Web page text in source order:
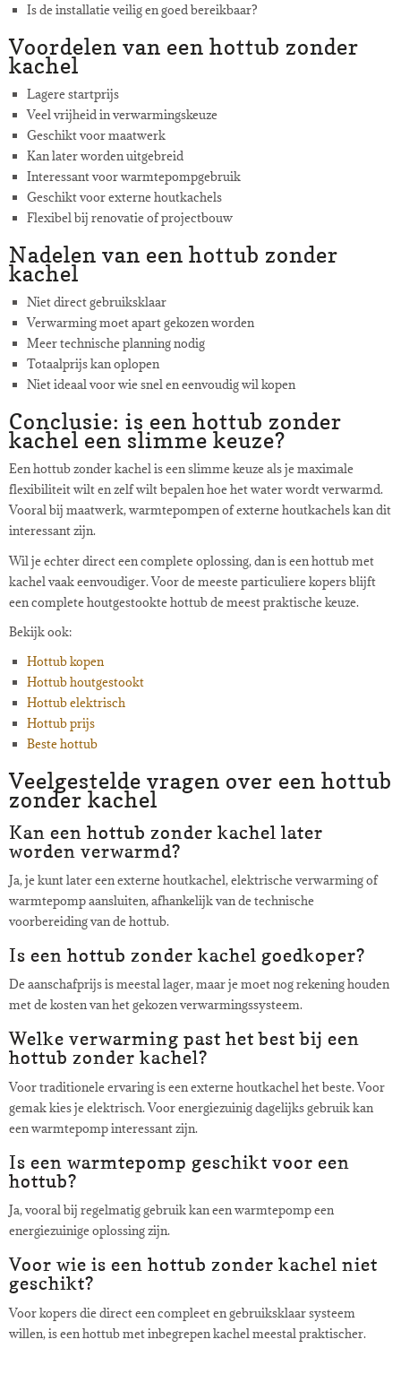
Is de installatie veilig en goed bereikbaar?
Voordelen van een hottub zonder
kachel
Lagere startprijs
Veel vrijheid in verwarmingskeuze
Geschikt voor maatwerk
Kan later worden uitgebreid
Interessant voor warmtepompgebruik
Geschikt voor externe houtkachels
Flexibel bij renovatie of projectbouw
Nadelen van een hottub zonder
kachel
Niet direct gebruiksklaar
Verwarming moet apart gekozen worden
Meer technische planning nodig
Totaalprijs kan oplopen
Niet ideaal voor wie snel en eenvoudig wil kopen
Conclusie: is een hottub zonder
kachel een slimme keuze?
Een hottub zonder kachel is een slimme keuze als je maximale
flexibiliteit wilt en zelf wilt bepalen hoe het water wordt verwarmd.
Vooral bij maatwerk, warmtepompen of externe houtkachels kan dit
interessant zijn.
Wil je echter direct een complete oplossing, dan is een hottub met
kachel vaak eenvoudiger. Voor de meeste particuliere kopers blijft
een complete houtgestookte hottub de meest praktische keuze.
Bekijk ook:
Hottub kopen
Hottub houtgestookt
Hottub elektrisch
Hottub prijs
Beste hottub
Veelgestelde vragen over een hottub
zonder kachel
Kan een hottub zonder kachel later
worden verwarmd?
Ja, je kunt later een externe houtkachel, elektrische verwarming of
warmtepomp aansluiten, afhankelijk van de technische
voorbereiding van de hottub.
Is een hottub zonder kachel goedkoper?
De aanschafprijs is meestal lager, maar je moet nog rekening houden
met de kosten van het gekozen verwarmingssysteem.
Welke verwarming past het best bij een
hottub zonder kachel?
Voor traditionele ervaring is een externe houtkachel het beste. Voor
gemak kies je elektrisch. Voor energiezuinig dagelijks gebruik kan
een warmtepomp interessant zijn.
Is een warmtepomp geschikt voor een
hottub?
Ja, vooral bij regelmatig gebruik kan een warmtepomp een
energiezuinige oplossing zijn.
Voor wie is een hottub zonder kachel niet
geschikt?
Voor kopers die direct een compleet en gebruiksklaar systeem
willen, is een hottub met inbegrepen kachel meestal praktischer.